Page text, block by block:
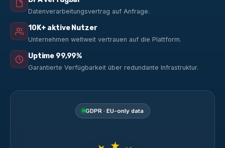
Datenverarbeitungsvertrag auf Anfrage.
10K+ aktive Nutzer
Unternehmen weltweit vertrauen auf die Plattform.
Uptime 99,99%
Garantierte Verfügbarkeit über redundante Infrastruktur.
GDPR · EU-only data